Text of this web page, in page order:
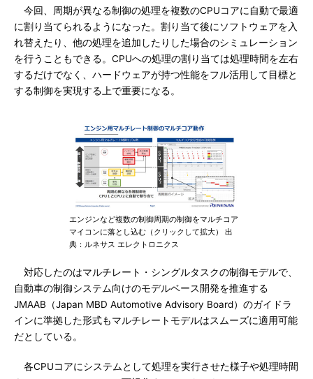
今回、周期が異なる制御の処理を複数のCPUコアに自動で最適
に割り当てられるようになった。割り当て後にソフトウェアを入
れ替えたり、他の処理を追加したりした場合のシミュレーション
を行うこともできる。CPUへの処理の割り当ては処理時間を左右
するだけでなく、ハードウェアが持つ性能をフル活用して目標と
する制御を実現する上で重要になる。
エンジンなど複数の制御周期の制御をマルチコア
マイコンに落とし込む（クリックして拡大） 出
典：ルネサス エレクトロニクス
対応したのはマルチレート・シングルタスクの制御モデルで、
自動車の制御システム向けのモデルベース開発を推進する
JMAAB（Japan MBD Automotive Advisory Board）のガイドラ
インに準拠した形式もマルチレートモデルはスムーズに適用可能
だとしている。
各CPUコアにシステムとして処理を実行させた様子や処理時間